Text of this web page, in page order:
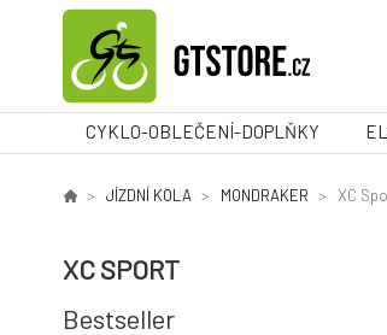
CYKLO-OBLEČENÍ-DOPLŇKY
JÍZDNÍ KOLA MONDRAKER XC
XC SPORT
Bestseller